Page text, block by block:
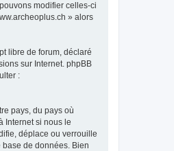
modifier celles-ci
» alors
libre de forum, déclaré
sur Internet. phpBB
:
pays, du pays où
Internet si nous le
déplace ou verrouille
de données. Bien